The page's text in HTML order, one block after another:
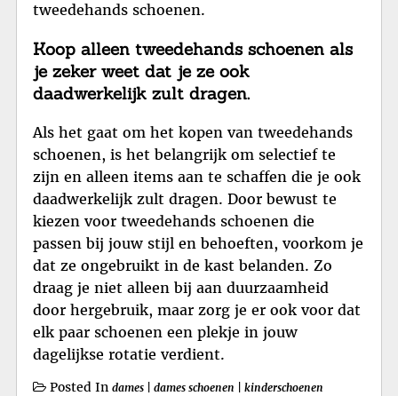
tweedehands schoenen.
Koop alleen tweedehands schoenen als
je zeker weet dat je ze ook
daadwerkelijk zult dragen.
Als het gaat om het kopen van tweedehands
schoenen, is het belangrijk om selectief te
zijn en alleen items aan te schaffen die je ook
daadwerkelijk zult dragen. Door bewust te
kiezen voor tweedehands schoenen die
passen bij jouw stijl en behoeften, voorkom je
dat ze ongebruikt in de kast belanden. Zo
draag je niet alleen bij aan duurzaamheid
door hergebruik, maar zorg je er ook voor dat
elk paar schoenen een plekje in jouw
dagelijkse rotatie verdient.
Posted In dames dames schoenen kinderschoenen